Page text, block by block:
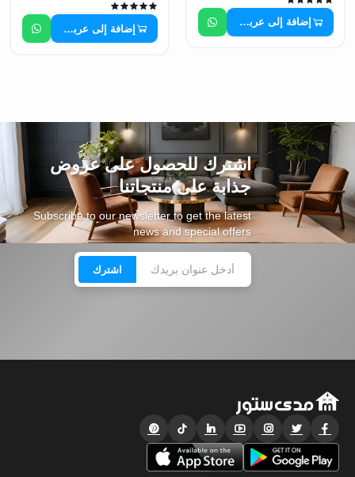
إضافة إلى عربة التسوق
إضافة إلى عربة التسوق
اشترك للحصول على عروض
جذابة على منتجاتنا
Subscribe to our newsletter to get the latest
news and special offers
اشترك